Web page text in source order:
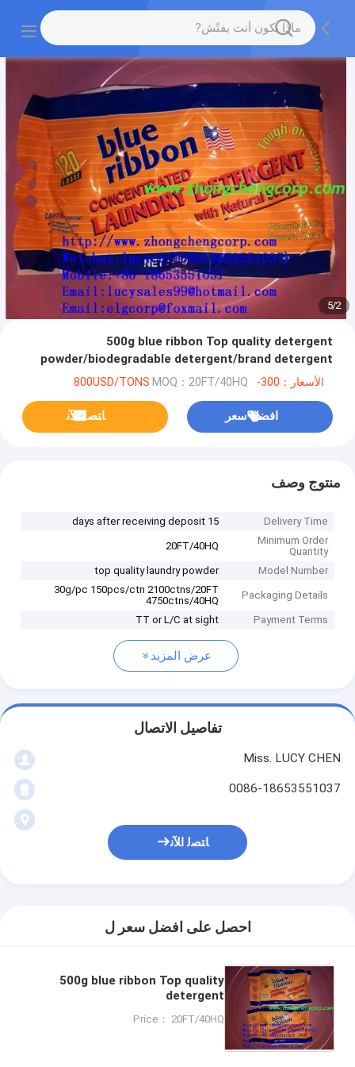
2
/
5
500g blue ribbon Top quality detergent
powder/biodegradable detergent/brand detergent
powder with lowest price to Africa
الأسعار：300-800USD/TONS MOQ：20FT/40HQ
افضل سعر ﺎﺘﺼﻟ ﺍﻶﻧ
منتوج وصف
Delivery Time
15 days after receiving deposit
Minimum Order
Quantity
20FT/40HQ
Model Number
top quality laundry powder
Packaging Details
30g/pc 150pcs/ctn 2100ctns/20FT
4750ctns/40HQ
Payment Terms
TT or L/C at sight
عرض المزيد
تفاصيل الاتصال
Miss. LUCY CHEN
0086-18653551037
ﺎﺘﺼﻟ ﺍﻶﻧ
احصل على افضل سعر ل
500g blue ribbon Top quality
detergent
detergent/brand detergent
Price： 20FT/40HQ